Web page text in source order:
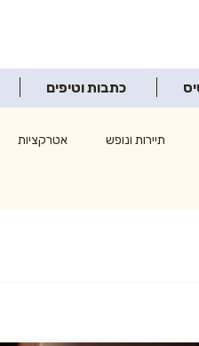
כתבות וטיפים
תיירות ונופש אטרקציות